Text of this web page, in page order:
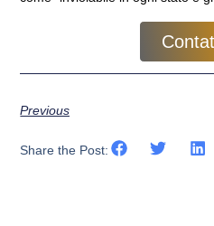
Previous
Share the Post: